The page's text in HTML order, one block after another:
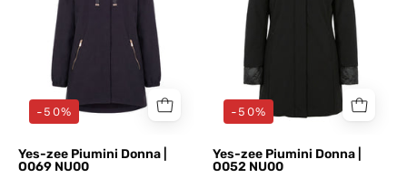
-50%
Yes-zee Piumini Donna |
O069 NU00
-50%
Yes-zee Piumini Donna |
O052 NU00